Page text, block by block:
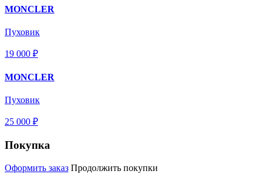
MONCLER
Пуховик
19 000 ₽
MONCLER
Пуховик
25 000 ₽
Покупка
Оформить заказ Продолжить покупки